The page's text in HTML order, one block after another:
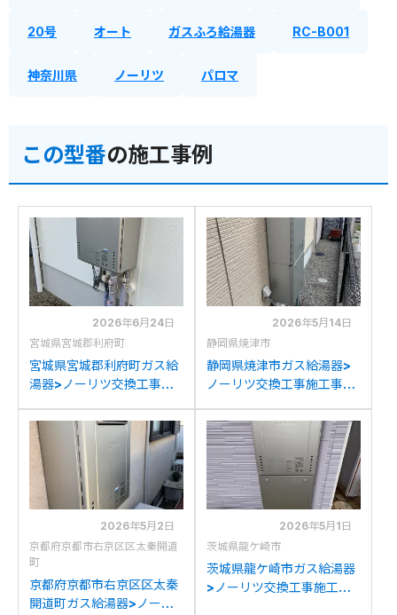
20号 オート ガスふろ給湯器 RC-B001
神奈川県 ノーリツ パロマ
この型番の施工事例
2026年6月24日
宮城県宮城郡利府町
宮城県宮城郡利府町ガス給
湯器>ノーリツ交換工事施
C2042SAWX-MBからノ
ーリツGT-C2072SAW BL
への交換
2026年5月14日
静岡県焼津市
静岡県焼津市ガス給湯器>
ノーリツ交換工事施工事
A2003SAW(A)からノー
リツGT-C2072SAW BLへ
の交換
2026年5月2日
京都府京都市右京区区太秦開道
町
京都府京都市右京区区太秦
開道町ガス給湯器>ノーリ
2026年5月1日
茨城県龍ケ崎市
茨城県龍ケ崎市ガス給湯器
>ノーリツ交換工事施工事